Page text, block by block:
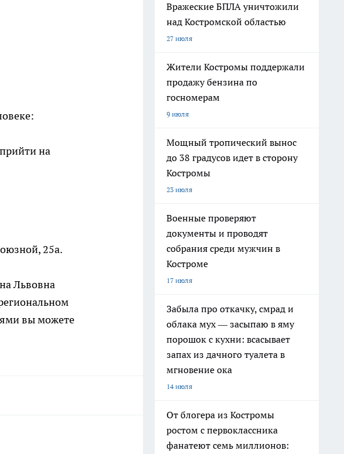
на
25а.
Львовна
вы можете
Вражеские БПЛА уничтожили
над Костромской областью
27 июля
Жители Костромы поддержали
продажу бензина по
госномерам
9 июля
Мощный тропический вынос
до 38 градусов идет в сторону
Костромы
23 июля
Военные проверяют
документы и проводят
собрания среди мужчин в
Костроме
17 июля
Забыла про откачку, смрад и
облака мух — засыпаю в яму
порошок с кухни: всасывает
запах из дачного туалета в
мгновение ока
14 июля
От блогера из Костромы
ростом с первоклассника
фанатеют семь миллионов: